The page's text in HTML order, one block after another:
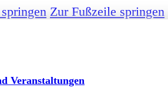
Zur Fußzeile springen
Veranstaltungen